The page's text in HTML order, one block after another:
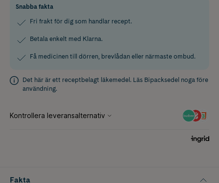
Snabba fakta
Fri frakt för dig som handlar recept.
Betala enkelt med Klarna.
Få medicinen till dörren, brevlådan eller närmaste ombud.
Det här är ett receptbelagt läkemedel. Läs Bipacksedel noga före
användning.
Fakta